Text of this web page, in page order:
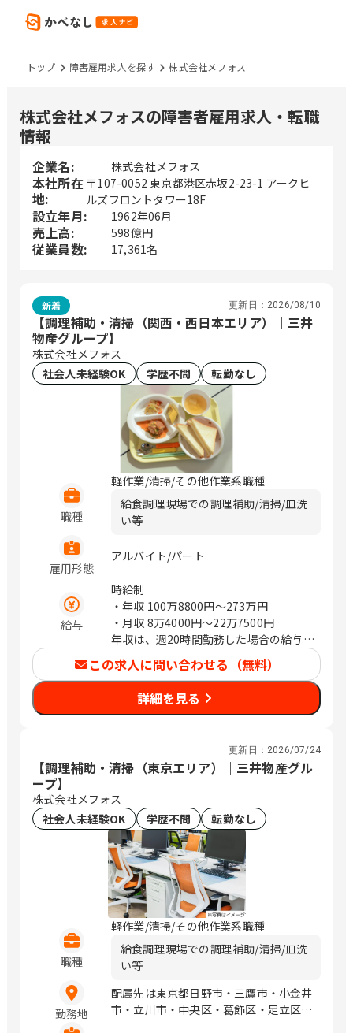
トップ 障害雇用求人を探す 株式会社メフォス
株式会社メフォスの障害者雇用求人・転職
情報
企業名: 株式会社メフォス
本社所在
地:
〒107-0052 東京都港区赤坂2-23-1 アークヒ
ルズフロントタワー18F
設立年月: 1962年06月
売上高: 598億円
従業員数: 17,361名
新着 更新日： 2026/08/10
【調理補助・清掃（関西・西日本エリア）｜三井
物産グループ】
株式会社メフォス
社会人未経験OK
学歴不問 転勤なし
職種
軽作業/清掃/その他作業系職種
給食調理現場での調理補助/清掃/皿洗
い等
雇用形態
アルバイト/パート
給与
時給制
・年収 100万8800円〜273万円
・月収 8万4000円〜22万7500円
年収は、週20時間勤務した場合の給与で
す。
月給は、年収を12ヵ月で割った目安金額
になります。
時給970~1,400円
この求人に問い合わせる（無料）
詳細を見る
更新日： 2026/07/24
【調理補助・清掃（東京エリア）｜三井物産グル
ープ】
株式会社メフォス
社会人未経験OK
学歴不問 転勤なし
職種
軽作業/清掃/その他作業系職種
給食調理現場での調理補助/清掃/皿洗
い等
勤務地
配属先は東京都日野市・三鷹市・小金井
市・立川市・中央区・葛飾区・足立区・